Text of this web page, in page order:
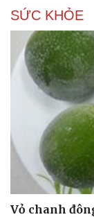
SỨC KHỎE
Vỏ chanh